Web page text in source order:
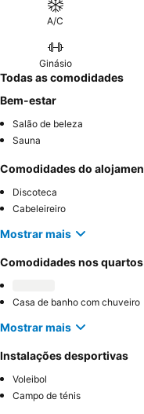
A/C
Ginásio
Todas as comodidades
Bem-estar
Salão de beleza
Sauna
Comodidades do
Discoteca
Cabeleireiro
Mostrar mais
Comodidades nos quartos
Casa de banho com chuveiro
Mostrar mais
Instalações desportivas
Voleibol
Campo de ténis